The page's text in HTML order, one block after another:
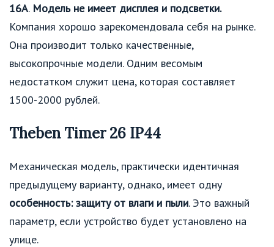
16А. Модель не имеет дисплея и подсветки.
Компания хорошо зарекомендовала себя на рынке.
Она производит только качественные,
высокопрочные модели. Одним весомым
недостатком служит цена, которая составляет
1500-2000 рублей.
Theben Timer 26 IP44
Механическая модель, практически идентичная
предыдущему варианту, однако, имеет одну
особенность: защиту от влаги и пыли. Это важный
параметр, если устройство будет установлено на
улице.